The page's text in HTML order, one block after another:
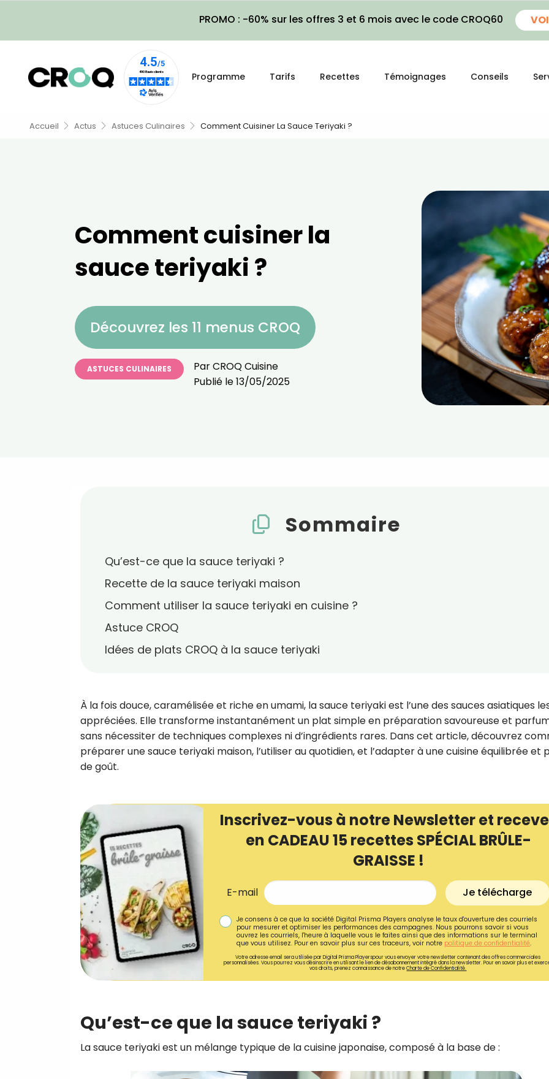
PROMO : -60% sur les offres 3 et 6 mois avec le code CROQ60
Programme Tarifs Recettes Témoignages Conseils
Accueil Actus Astuces Culinaires Comment Cuisiner La Sauce Teriyaki ?
Comment cuisiner la
sauce teriyaki ?
Découvrez les 11 menus CROQ
ASTUCES CULINAIRES ParCROQ Cuisine
Publié le13/05/2025
Sommaire
Qu’est-ce que la sauce teriyaki ?
Recette de la sauce teriyaki maison
Comment utiliser la sauce teriyaki en cuisine ?
Astuce CROQ
Idées de plats CROQ à la sauce teriyaki
À la fois douce, caramélisée et riche en umami, la sauce teriyaki est l’une des sauces asiatiques
appréciées. Elle transforme instantanément un plat simple en préparation savoureuse et
sans nécessiter de techniques complexes ni d’ingrédients rares. Dans cet article, découvrez
préparer une sauce teriyaki maison, l’utiliser au quotidien, et l’adapter à une cuisine équilibrée et
de goût.
Inscrivez-vous à notre Newsletter et
en CADEAU 15 recettes SPÉCIAL BRÛLE-
GRAISSE !
E-mail Je télécharge
Je consens à ce que la société Digital Prisma Players analyse le taux d'ouverture des courriels
pour mesurer et optimiser les performances des campagnes. Nous pourrons savoir si vous
ouvrez les courriels, l'heure à laquelle vous le faites ainsi que des informations sur le terminal
que vous utilisez. Pour en savoir plus sur ces traceurs, voir notre politique de confidentialité.
Votre adresse email sera utilisée par Digital Prisma Playerspour vous envoyer votre newsletter contenant des offres commerciales
personnalisées. Vous pourrez vous désinscrire en utilisant le lien de désabonnement intégré dans la newsletter. Pour en savoir plus et
vos droits, prenez connaissance de notreCharte de Confidentialité.
Qu’est-ce que la sauce teriyaki ?
La sauce teriyaki est un mélange typique de la cuisine japonaise, composé à la base de :
recettes inédites de
!